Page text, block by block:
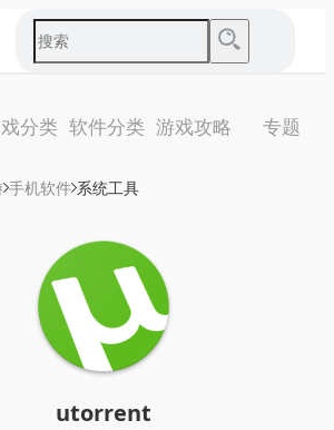
分类 软件分类 游戏攻略 专题
手机软件 系统工具
utorrent